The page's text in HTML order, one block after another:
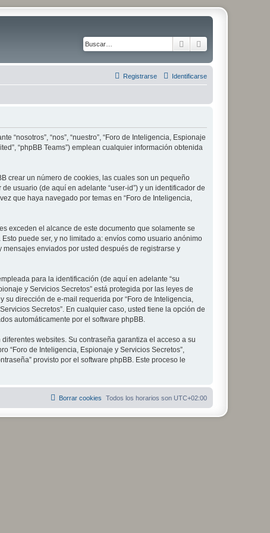
Buscar
Identificarse
Registrarse
“nos”, “nuestro”, “Foro de Inteligencia, Espionaje
“phpBB Teams”) emplean cualquier información obtenida
crear un número de cookies, las cuales son un pequeño
usuario (de aquí en adelante “user-id”) y un identificador de
que haya navegado por temas en “Foro de Inteligencia,
exceden el alcance de este documento que solamente se
puede ser, y no limitado a: envíos como usuario anónimo
mensajes enviados por usted después de registrarse y
para la identificación (de aquí en adelante “su
y Servicios Secretos” está protegida por las leyes de
dirección de e-mail requerida por “Foro de Inteligencia,
Secretos”. En cualquier caso, usted tiene la opción de
automáticamente por el software phpBB.
websites. Su contraseña garantiza el acceso a su
“Foro de Inteligencia, Espionaje y Servicios Secretos”,
provisto por el software phpBB. Este proceso le
Todos los horarios son UTC+02:00
Borrar cookies